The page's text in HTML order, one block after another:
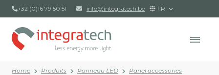
+32 (0)16 79 50 51 info@integratech.be FR
Home Produits Panneau LED
Panel accessories